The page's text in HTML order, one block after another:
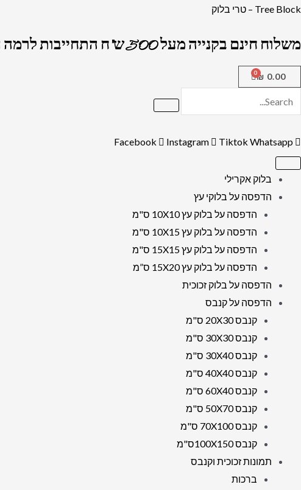
דילוג
Tree Block – טרי בלוק
משלוח חינם בקנייה מעל 500 ש"ח התחייבות לרמה הגבוה בארץ !
0.00
₪
Facebook Instagram Tiktok Whatsapp
בלוק אקרילי
הדפסה על בלוקי עץ
הדפסה על בלוק עץ 10X10 ס"מ
הדפסה על בלוק עץ 10X15 ס"מ
הדפסה על בלוק עץ 15X15 ס"מ
הדפסה על בלוק עץ 15X20 ס”מ
הדפסה על בלוק זכוכית
הדפסה על קנבס
קנבס 20X30 ס"מ
קנבס 30X30 ס"מ
קנבס 30X40 ס"מ
קנבס 40X40 ס"מ
קנבס 60X40 ס"מ
קנבס 50X70 ס"מ
קנבס 70X100 ס"מ
קנבס 100X150ס"מ
תמונות זכוכית וקנבס
ברכות